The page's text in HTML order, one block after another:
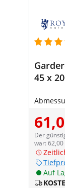
45 x
Der
war: 62,00
Auf